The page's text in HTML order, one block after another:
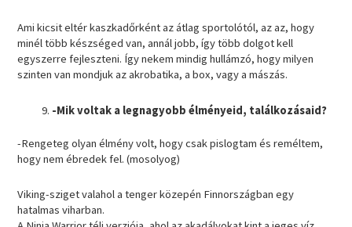
Ami kicsit eltér kaszkadőrként az átlag sportolótól, az az, hogy
minél több készséged van, annál jobb, így több dolgot kell
egyszerre fejleszteni. Így nekem mindig hullámzó, hogy milyen
szinten van mondjuk az akrobatika, a box, vagy a mászás.
-Mik voltak a legnagyobb élményeid, találkozásaid?
-Rengeteg olyan élmény volt, hogy csak pislogtam és reméltem,
hogy nem ébredek fel. (mosolyog)
Viking-sziget valahol a tenger közepén Finnországban egy
hatalmas viharban.